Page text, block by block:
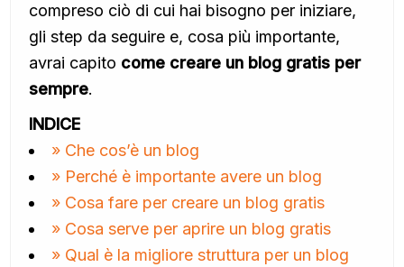
compreso ciò di cui hai bisogno per iniziare,
gli step da seguire e, cosa più importante,
avrai capito come creare un blog gratis per
sempre.
INDICE
» Che cos’è un blog
» Perché è importante avere un blog
» Cosa fare per creare un blog gratis
» Cosa serve per aprire un blog gratis
» Qual è la migliore struttura per un blog